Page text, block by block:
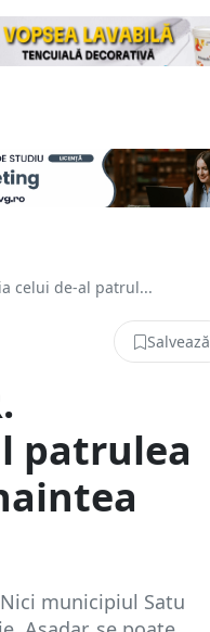
celui de-al patrul...
Salvează
patrulea
municipiul Satu